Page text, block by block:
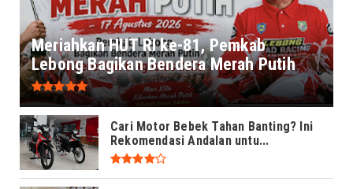
Meriahkan HUT RI ke-81, Pemkab
Lebong Bagikan Bendera Merah Putih
Cari Motor Bebek Tahan Banting? Ini
Rekomendasi Andalan untu...